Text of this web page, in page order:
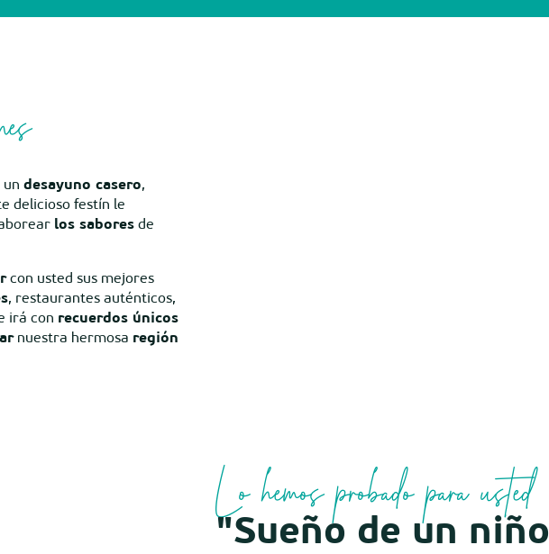
un desayuno casero,
delicioso festín le
los sabores de
con usted sus mejores
, restaurantes auténticos,
irá con recuerdos únicos
nuestra hermosa región
Lo hemos probado para usted
"Sueño de un niño